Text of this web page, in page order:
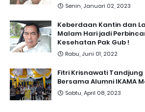
Senin, Januari 02, 2023
Keberdaan Kantin dan
Malam Hari jadi
Kesehatan Pak Gub !
Rabu, Juni 01, 2022
Fitri Krisnawati Tandjung
Bersama Alumni IKAMA
Sabtu, April 08, 2023